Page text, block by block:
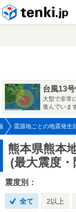
台風13
大型で非常
進んでいま
震源地ごとの地震発生
熊本県熊本
(最大震度
震度別：
全て 2以上